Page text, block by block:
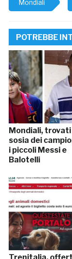
Mondiali
POTREBBE
Mondiali, trovati
sosia dei
i piccoli Messi e
Balotelli